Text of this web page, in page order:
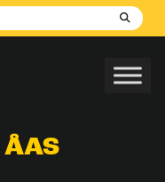
ÅAS